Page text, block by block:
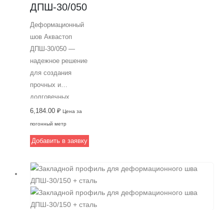
гарантией качества
ДПШ-30/050
Деформационный
шов Аквастоп
ДПШ-30/050 —
надежное решение
для создания
прочных и
долговечных
строительных
швов. Изготовлен
высококачественного
способен
выдерживать
передвижения при
строительстве
6,184.00 ₽ Цена за
погонный метр
Добавить в заявку